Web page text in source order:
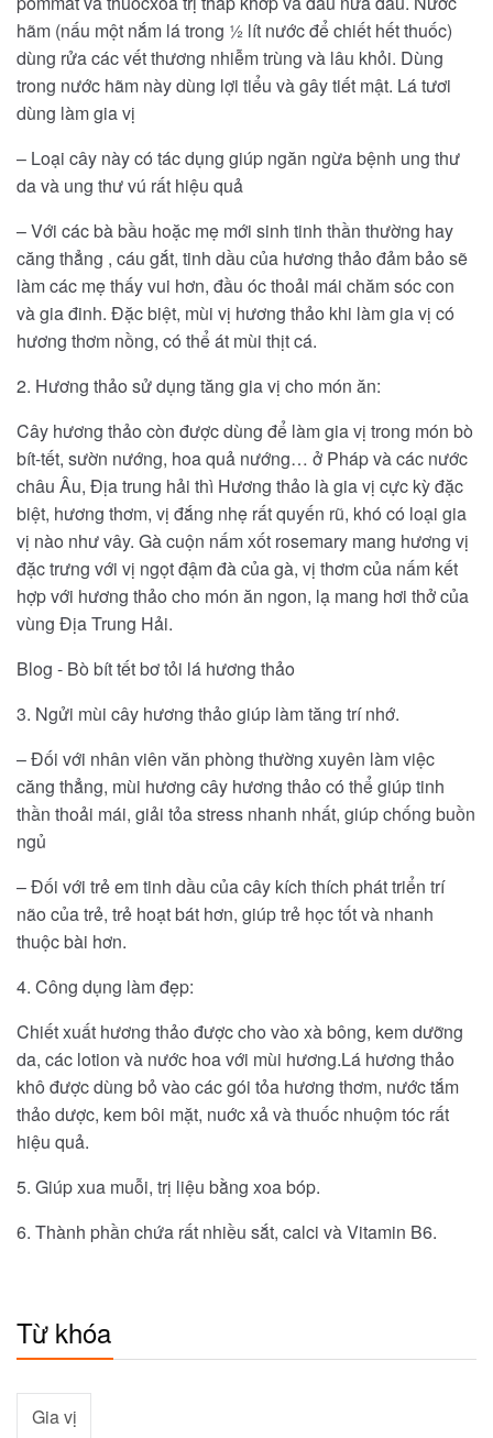
hãm (nấu một nắm lá trong ½ lít nước để chiết hết thuốc)
dùng rửa các vết thương nhiễm trùng và lâu khỏi. Dùng
trong nước hãm này dùng lợi tiểu và gây tiết mật. Lá tươi
dùng làm gia vị
– Loại cây này có tác dụng giúp ngăn ngừa bệnh ung thư
da và ung thư vú rất hiệu quả
– Với các bà bầu hoặc mẹ mới sinh tinh thần thường hay
căng thẳng , cáu gắt, tinh dầu của hương thảo đảm bảo sẽ
làm các mẹ thấy vui hơn, đầu óc thoải mái chăm sóc con
và gia đinh. Đặc biệt, mùi vị hương thảo khi làm gia vị có
hương thơm nồng, có thể át mùi thịt cá.
2. Hương thảo sử dụng tăng gia vị cho món ăn:
Cây hương thảo còn được dùng để làm gia vị trong món bò
bít-tết, sườn nướng, hoa quả nướng… ở Pháp và các nước
châu Âu, Địa trung hải thì Hương thảo là gia vị cực kỳ đặc
biệt, hương thơm, vị đắng nhẹ rất quyến rũ, khó có loại gia
vị nào như vây. Gà cuộn nấm xốt rosemary mang hương vị
đặc trưng với vị ngọt đậm đà của gà, vị thơm của nấm kết
hợp với hương thảo cho món ăn ngon, lạ mang hơi thở của
vùng Địa Trung Hải.
Blog - Bò bít tết bơ tỏi lá hương thảo
3. Ngửi mùi cây hương thảo giúp làm tăng trí nhớ.
– Đối với nhân viên văn phòng thường xuyên làm việc
căng thẳng, mùi hương cây hương thảo có thể giúp tinh
thần thoải mái, giải tỏa stress nhanh nhất, giúp chống buồn
ngủ
– Đối với trẻ em tinh dầu của cây kích thích phát triển trí
não của trẻ, trẻ hoạt bát hơn, giúp trẻ học tốt và nhanh
thuộc bài hơn.
4. Công dụng làm đẹp:
Chiết xuất hương thảo được cho vào xà bông, kem dưỡng
da, các lotion và nước hoa với mùi hương.Lá hương thảo
khô được dùng bỏ vào các gói tỏa hương thơm, nước tắm
thảo dược, kem bôi mặt, nuớc xả và thuốc nhuộm tóc rất
hiệu quả.
5. Giúp xua muỗi, trị liệu bằng xoa bóp.
6. Thành phần chứa rất nhiều sắt, calci và Vitamin B6.
Từ khóa
Gia vị